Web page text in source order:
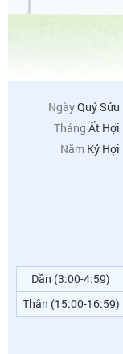
NgàyQuý Sửu
ThángẤt Hợi
Năm Kỷ Hợi
Dần (3:00-4:59)
Thân (15:00-16:59)